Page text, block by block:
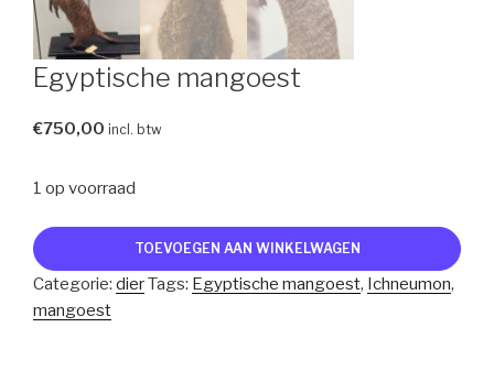
Egyptische mangoest
€750,00 incl. btw
1 op voorraad
Egyptische
mangoest
aantal
TOEVOEGEN AAN WINKELWAGEN
Categorie: dierTags: Egyptische mangoest, Ichneumon,
mangoest